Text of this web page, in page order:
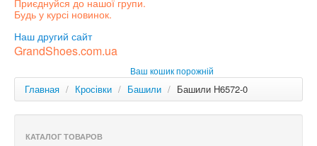
Вхід для покупця
РОС
Приєднуйся до нашої групи.
Будь у курсі новинок.
Наш другий сайт
GrandShoes.com.ua
Ваш кошик порожній
Главная / Кросівки / Башили / Башили H6572-0
КАТАЛОГ ТОВАРОВ